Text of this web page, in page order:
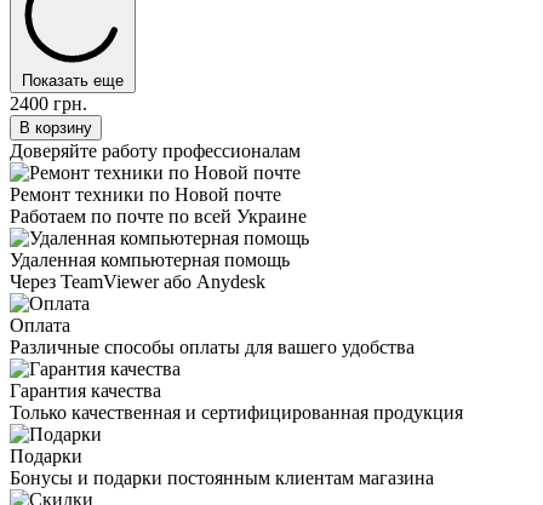
Показать еще
2400 грн.
В корзину
Доверяйте работу профессионалам
Ремонт техники по Новой почте
Работаем по почте по всей Украине
Удаленная компьютерная помощь
Через TeamViewer або Anydesk
Оплата
Различные способы оплаты для вашего удобства
Гарантия качества
Только качественная и сертифицированная продукция
Подарки
Бонусы и подарки постоянным клиентам магазина